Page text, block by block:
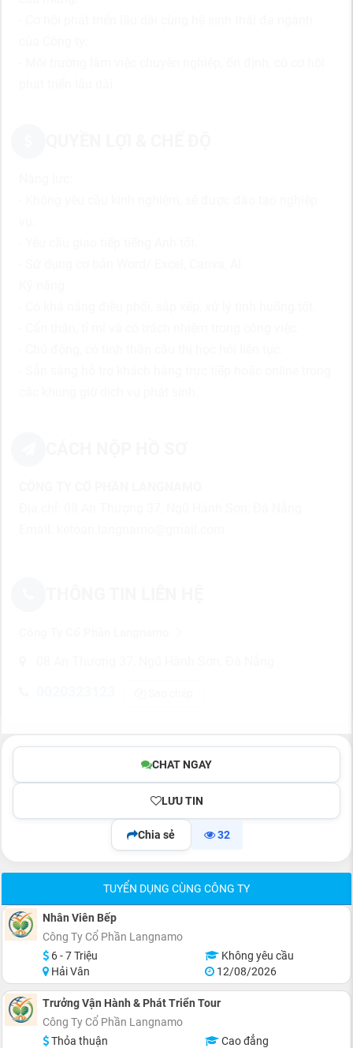
CHAT NGAY
LƯU TIN
Chia sẻ 32
TUYỂN DỤNG CÙNG CÔNG TY
Nhân Viên Bếp
Công Ty Cổ Phần Langnamo
6 - 7 Triệu
Không yêu cầu
Hải Vân
12/08/2026
Trưởng Vận Hành & Phát Triển Tour
Công Ty Cổ Phần Langnamo
Thỏa thuận
Cao đẳng